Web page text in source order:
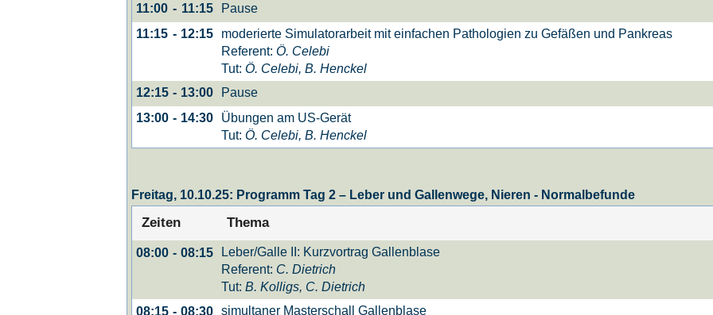
11:00 - 11:15
Pause
11:15 - 12:15
moderierte Simulatorarbeit mit einfachen Pathologien zu Gefäßen und Pankreas
Referent:Ö. Celebi
Tut:Ö. Celebi, B. Henckel
12:15 - 13:00
Pause
13:00 - 14:30
Übungen am US-Gerät
Tut:Ö. Celebi, B. Henckel
Freitag, 10.10.25: Programm Tag 2 – Leber und Gallenwege, Nieren - Normalbefunde
Zeiten Thema
08:00 - 08:15
Leber/Galle II: Kurzvortrag Gallenblase
Referent: C. Dietrich
Tut:B. Kolligs, C. Dietrich
08:15 - 08:30 simultaner Masterschall Gallenblase